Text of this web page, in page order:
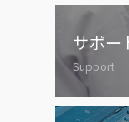
サポー
Support